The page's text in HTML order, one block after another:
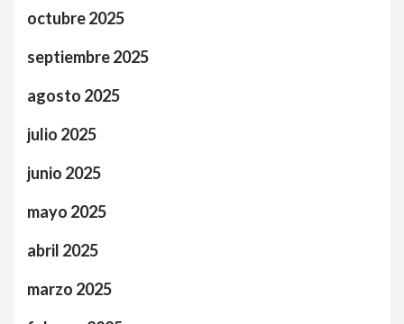
octubre 2025
septiembre 2025
agosto 2025
julio 2025
junio 2025
mayo 2025
abril 2025
marzo 2025